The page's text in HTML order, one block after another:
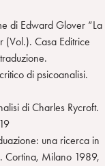
di Edward Glover “La
(Vol.). Casa Editrice
di psicoanalisi.
di Charles Rycroft.
una ricerca in
Cortina, Milano 1989,